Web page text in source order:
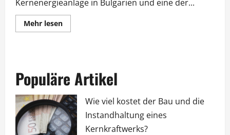
Kernenergieanlage in Bulgarien und eine der...
Mehr lesenLesen
Sie
Κοζλοντούι
(Kozloduy)
της
Βουλγαρίας
Populäre Artikel
Wie viel kostet der Bau und die
Instandhaltung eines
Kernkraftwerks?